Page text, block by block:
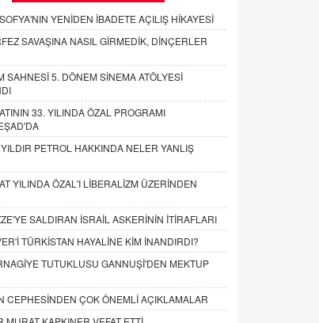
YENİDEN İBADETE AÇILIŞ HİKAYESİ
SAVAŞINA NASIL GİRMEDİK, DİNÇERLER
SAHNESİ 5. DÖNEM SİNEMA ATÖLYESİ
33. YILINDA ÖZAL PROGRAMI
PETROL HAKKINDA NELER YANLIŞ
YILINDA ÖZAL'I LİBERALİZM ÜZERİNDEN
SALDIRAN İSRAİL ASKERİNİN İTİRAFLARI
TÜRKİSTAN HAYALİNE KİM İNANDIRDI?
TUTUKLUSU GANNUŞİ'DEN MEKTUP
CEPHESİNDEN ÇOK ÖNEMLİ AÇIKLAMALAR